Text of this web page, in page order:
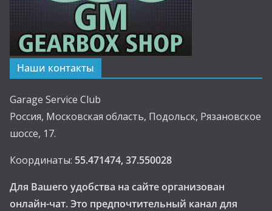
Наши контакты
Garage Service Club
Россия, Московская область, Подольск, Рязановское
шоссе, 17.
Координаты: 55.471474, 37.550028
Для Вашего удобства на сайте организован
онлайн-чат. Это предпочтительный канал для